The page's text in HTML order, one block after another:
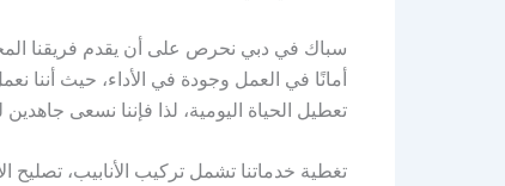
سباك في دبي نحرص على أن يقدم فريقنا
أمانًا في العمل وجودة في الأداء، حيث
تعطيل الحياة اليومية، لذا فإننا نسعى
تغطية خدماتنا تشمل تركيب الأنابيب،